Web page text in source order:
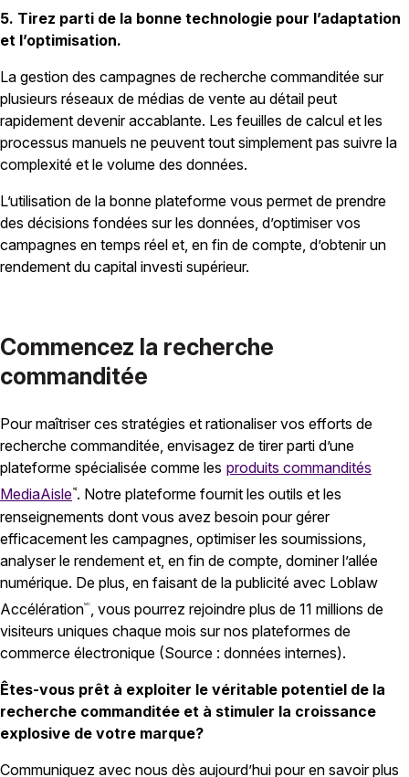
5. Tirez parti de la bonne technologie pour l’adaptation
et l’optimisation.
La gestion des campagnes de recherche commanditée sur
plusieurs réseaux de médias de vente au détail peut
rapidement devenir accablante. Les feuilles de calcul et les
processus manuels ne peuvent tout simplement pas suivre la
complexité et le volume des données.
L’utilisation de la bonne plateforme vous permet de prendre
des décisions fondées sur les données, d’optimiser vos
campagnes en temps réel et, en fin de compte, d’obtenir un
rendement du capital investi supérieur.
Commencez la recherche
commanditée
Pour maîtriser ces stratégies et rationaliser vos efforts de
recherche commanditée, envisagez de tirer parti d’une
plateforme spécialisée comme les produits commandités
MediaAisle MC. Notre plateforme fournit les outils et les
renseignements dont vous avez besoin pour gérer
efficacement les campagnes, optimiser les soumissions,
analyser le rendement et, en fin de compte, dominer l’allée
numérique. De plus, en faisant de la publicité avec Loblaw
AccélérationMC , vous pourrez rejoindre plus de 11 millions de
visiteurs uniques chaque mois sur nos plateformes de
commerce électronique (Source : données internes).
Êtes-vous prêt à exploiter le véritable potentiel de la
recherche commanditée et à stimuler la croissance
explosive de votre marque?
Communiquez avec nous dès aujourd’hui pour en savoir plus